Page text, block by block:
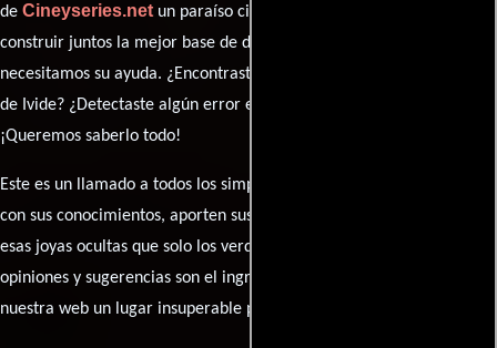
de Cineyseries.netun paraíso cinéfilo completo. Queremos
construir juntos la mejor base de datos cinematográfica, pero
necesitamos su ayuda. ¿Encontraste algún dato faltante en la ficha
de Ivide? ¿Detectaste algún error en la sinopsis o el elenco?
¡Queremos saberlo todo!
Este es un llamado a todos los simpatizantes del cine: contribuyan
con sus conocimientos, aporten sus descubrimientos y compartan
esas joyas ocultas que solo los verdaderos fanáticos conocen. Sus
opiniones y sugerencias son el ingrediente secreto que hará de
nuestra web un lugar insuperable para los amantes del celuloide.